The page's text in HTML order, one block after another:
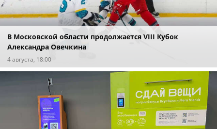
В Московской области продолжается VIII Кубок
Александра Овечкина
4 августа, 18:00